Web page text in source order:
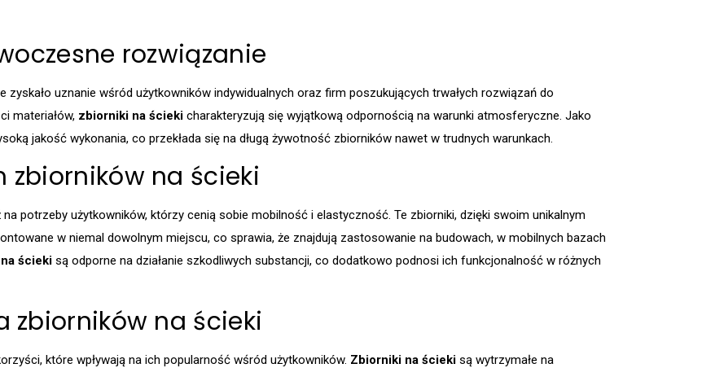
rozwiązanie
zyskało uznanie wśród użytkowników indywidualnych oraz firm poszukujących trwałych rozwiązań do
materiałów, zbiorniki na ścieki charakteryzują się wyjątkową odpornością na warunki atmosferyczne. Jako
jakość wykonania, co przekłada się na długą żywotność zbiorników nawet w trudnych warunkach.
zbiorników na ścieki
potrzeby użytkowników, którzy cenią sobie mobilność i elastyczność. Te zbiorniki, dzięki swoim unikalnym
w niemal dowolnym miejscu, co sprawia, że znajdują zastosowanie na budowach, w mobilnych bazach
ścieki są odporne na działanie szkodliwych substancji, co dodatkowo podnosi ich funkcjonalność w różnych
zbiorników na ścieki
które wpływają na ich popularność wśród użytkowników. Zbiorniki na ścieki są wytrzymałe na